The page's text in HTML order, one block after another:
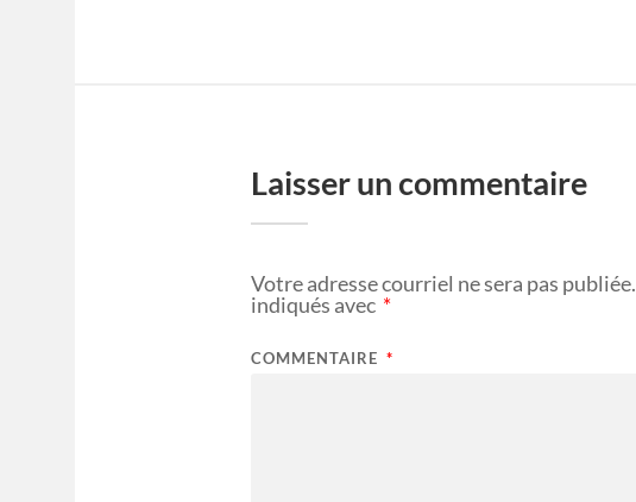
Laisser un commentaire
Votre adresse courriel ne sera pas publiée.
indiqués avec *
COMMENTAIRE *